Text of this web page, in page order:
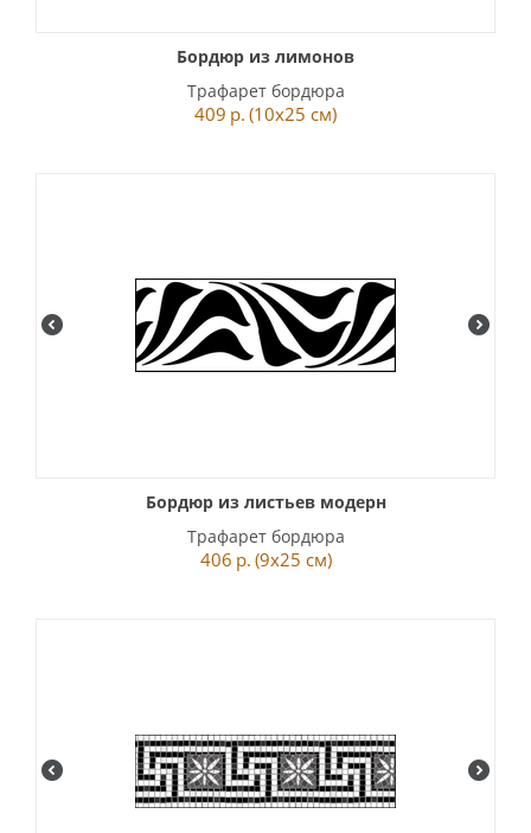
Бордюр из лимонов
Трафарет бордюра
409 р. (10x25 см)
Бордюр из листьев модерн
Трафарет бордюра
406 р. (9x25 см)